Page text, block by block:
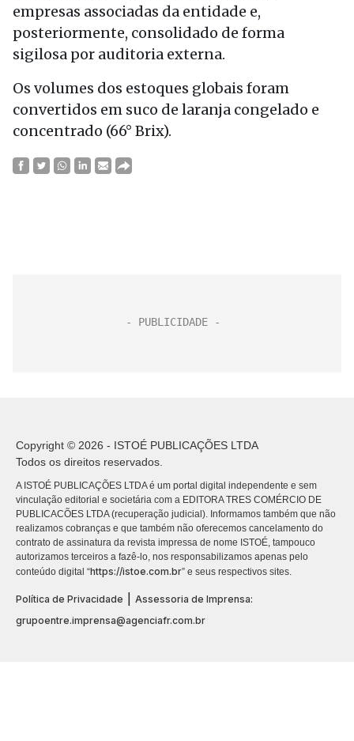
empresas associadas da entidade e,
posteriormente, consolidado de forma
sigilosa por auditoria externa.
Os volumes dos estoques globais foram
convertidos em suco de laranja congelado e
concentrado (66° Brix).
Copyright © 2026 - ISTOÉ PUBLICAÇÕES LTDA
Todos os direitos reservados.
A ISTOÉ PUBLICAÇÕES LTDA é um portal digital independente e sem
vinculação editorial e societária com a EDITORA TRES COMÉRCIO DE
PUBLICACÕES LTDA (recuperação judicial). Informamos também que não
realizamos cobranças e que também não oferecemos cancelamento do
contrato de assinatura da revista impressa de nome ISTOÉ, tampouco
autorizamos terceiros a fazê-lo, nos responsabilizamos apenas pelo
conteúdo digital “https://istoe.com.br” e seus respectivos sites.
Política de Privacidade
Assessoria de Imprensa:
grupoentre.imprensa@agenciafr.com.br